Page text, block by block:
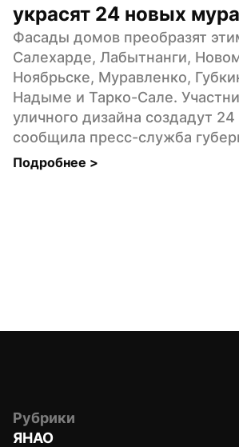
украсят 24 новых
Фасады домов преобразят
Салехарде, Лабытнанги,
Ноябрьске, Муравленко,
Надыме и Тарко-Сале.
уличного дизайна создадут
сообщила пресс-служба
Подробнее >
Рубрики
ЯНАО